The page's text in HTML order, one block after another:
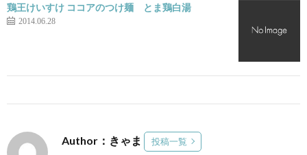
鶏王けいすけ ココアのつけ麺 とま鶏白湯
2014.06.28
Author：きゃま 投稿一覧